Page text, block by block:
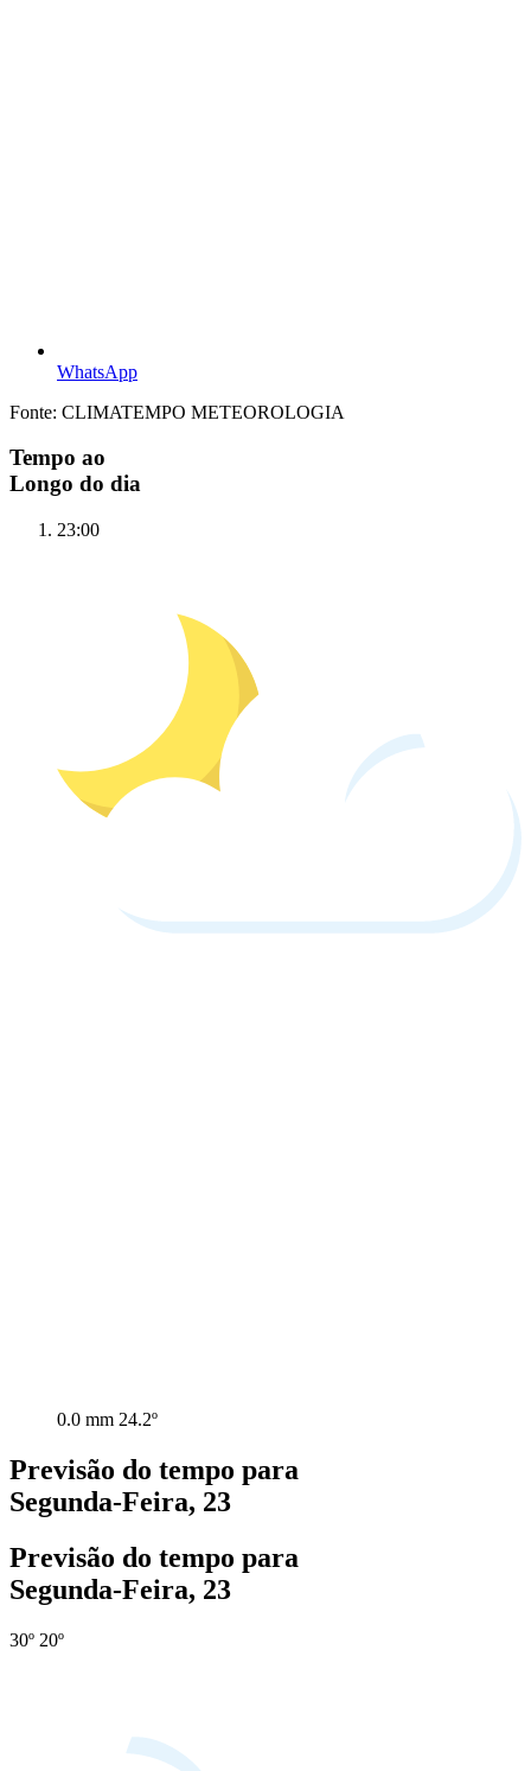
WhatsApp
Fonte: CLIMATEMPO METEOROLOGIA
Tempo ao
Longo do dia
23:00
0.0 mm 24.2º
Previsão do tempo para
Segunda-Feira, 23
Previsão do tempo para
Segunda-Feira, 23
30º 20º